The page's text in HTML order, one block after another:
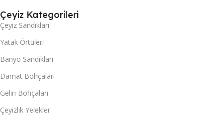
Çeyiz Kategorileri
Çeyiz Sandıkları
Yatak Örtüleri
Banyo Sandıkları
Damat Bohçaları
Gelin Bohçaları
Çeyizlik Yelekler